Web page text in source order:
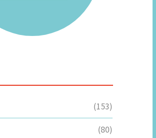
(153)
(80)